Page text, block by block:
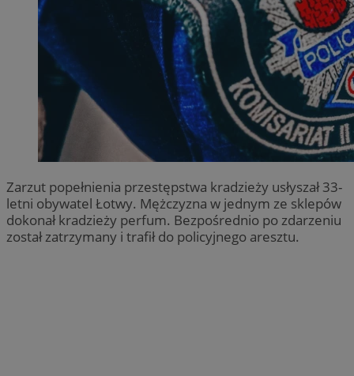
Zarzut popełnienia przestępstwa kradzieży usłyszał 33-
letni obywatel Łotwy. Mężczyzna w jednym ze sklepów
dokonał kradzieży perfum. Bezpośrednio po zdarzeniu
został zatrzymany i trafił do policyjnego aresztu.